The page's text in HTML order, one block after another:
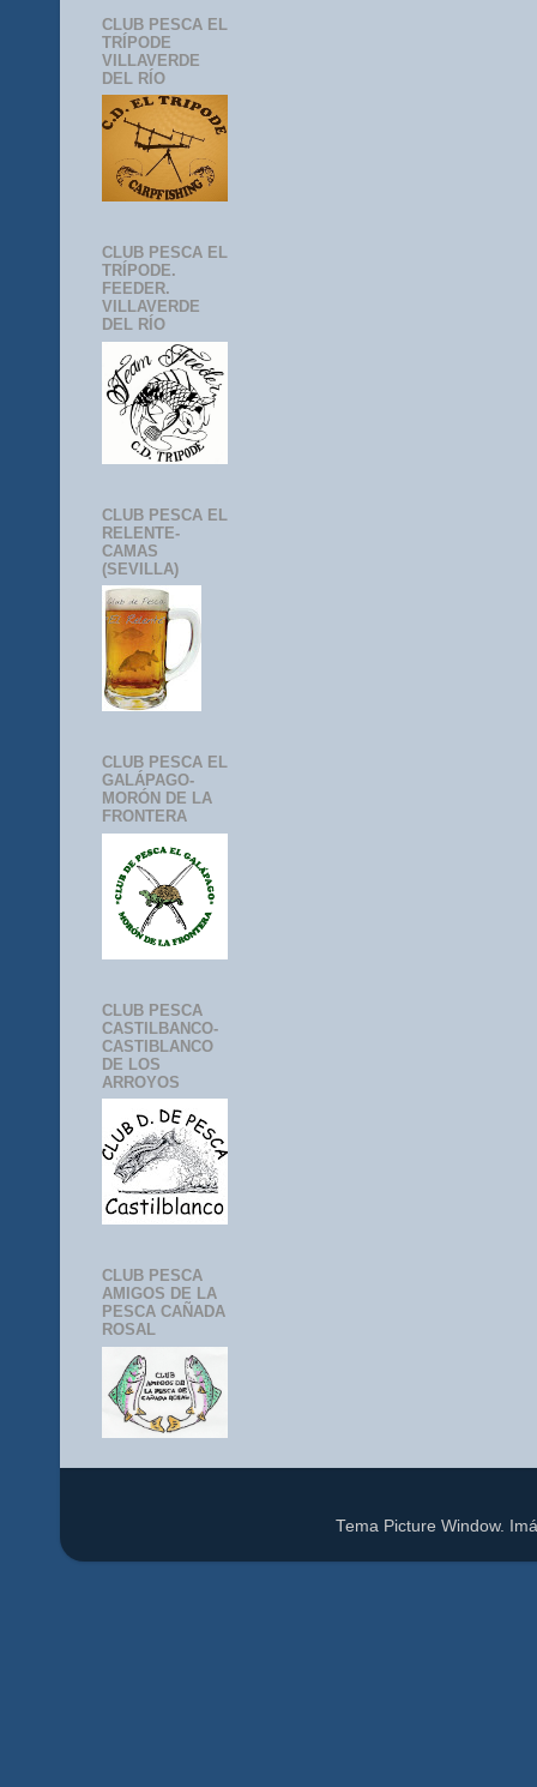
CLUB PESCA EL
TRÍPODE
VILLAVERDE
DEL RÍO
CLUB PESCA EL
TRÍPODE.
FEEDER.
VILLAVERDE
DEL RÍO
CLUB PESCA EL
RELENTE-
CAMAS
(SEVILLA)
CLUB PESCA EL
GALÁPAGO-
MORÓN DE LA
FRONTERA
CLUB PESCA
CASTILBANCO-
CASTIBLANCO
DE LOS
ARROYOS
CLUB PESCA
AMIGOS DE LA
PESCA CAÑADA
ROSAL
Tema Picture Window.